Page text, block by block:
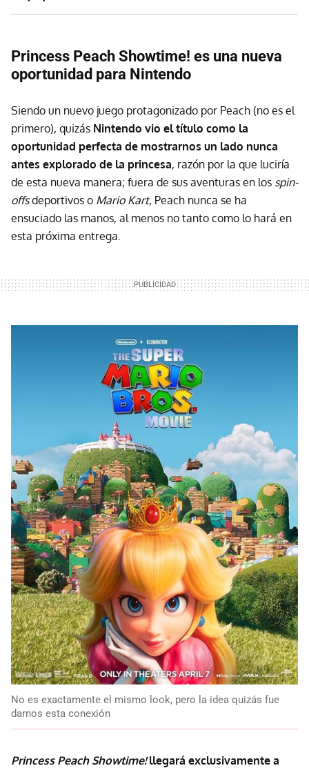
Princess Peach Showtime! es una nueva
oportunidad para Nintendo
Siendo un nuevo juego protagonizado por Peach (no es el
primero), quizás Nintendo vio el título como la
oportunidad perfecta de mostrarnos un lado nunca
antes explorado de la princesa, razón por la que luciría
de esta nueva manera; fuera de sus aventuras en los spin-
offsdeportivos o Mario Kart, Peach nunca se ha
ensuciado las manos, al menos no tanto como lo hará en
esta próxima entrega.
No es exactamente el mismo look, pero la idea quizás fue
darnos esta conexión
Princess Peach Showtime!llegará exclusivamente a